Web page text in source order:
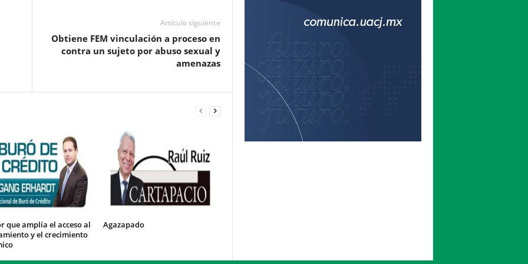
Artículo siguiente
Obtiene FEM vinculación a proceso en
contra un sujeto por abuso sexual y
amenazas
que amplía el acceso al
y el crecimiento
Agazapado